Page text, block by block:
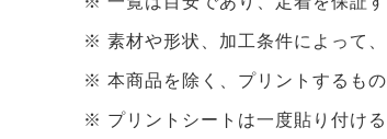
素材や形状、加工条件によって
本商品を除く、プリントするも
プリントシートは一度貼り付け